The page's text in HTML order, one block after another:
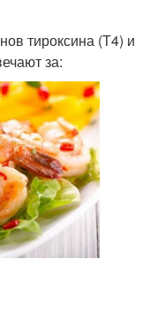
тироксина (Т4) и
за: